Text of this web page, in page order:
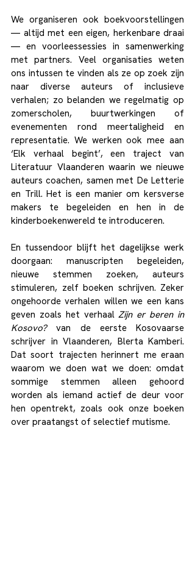
We organiseren ook boekvoorstellingen
— altijd met een eigen, herkenbare draai
— en voorleessessies in samenwerking
met partners. Veel organisaties weten
ons intussen te vinden als ze op zoek zijn
naar diverse auteurs of inclusieve
verhalen; zo belanden we regelmatig op
zomerscholen, buurtwerkingen of
evenementen rond meertaligheid en
representatie. We werken ook mee aan
‘Elk verhaal begint’, een traject van
Literatuur Vlaanderen waarin we nieuwe
auteurs coachen, samen met De Letterie
en Trill. Het is een manier om kersverse
makers te begeleiden en hen in de
kinderboekenwereld te introduceren.
En tussendoor blijft het dagelijkse werk
doorgaan: manuscripten begeleiden,
nieuwe stemmen zoeken, auteurs
stimuleren, zelf boeken schrijven. Zeker
ongehoorde verhalen willen we een kans
geven zoals het verhaal Zijn er beren in
Kosovo? van de eerste Kosovaarse
schrijver in Vlaanderen, Blerta Kamberi.
Dat soort trajecten herinnert me eraan
waarom we doen wat we doen: omdat
sommige stemmen alleen gehoord
worden als iemand actief de deur voor
hen opentrekt, zoals ook onze boeken
over praatangst of selectief mutisme.